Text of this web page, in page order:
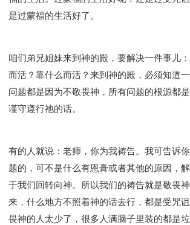
管理系列
信仰根基系列
彰显神愤怒的器皿
新时代基督教变革研讨会
神同在系列
传道者的言语
信心系列
命定性格系列
使徒保罗的福音
属灵的世界
耶稣基督的福音
属灵人的好习惯
打开天上祝福的窗口
神迹
愚蠢系列
胜过撒但系列
得胜的性格
耶和华是我的牧者
谨慎系列
快乐地活着
恩典和真理系列
001B课程 - 解开迷思课程
001C课程 - 灵界故事
004课程 - 华人命定神
是过蒙福的生活好了。
咱们弟兄姐妹来到神的殿，要解决一件事儿
而活？靠什么而活？来到神的殿，必须知道
问题都是因为不敬畏神，所有问题的根源都
谨守遵行祂的话。
有的人就说：老师，你为我祷告。我可告诉
题的，可不是什么有恩膏或者其他的原因，
于我们回转向神。所以我们的祷告就是敬畏
来，什么地方不照着神的话去行，都是受咒
畏神的人太少了，很多人满脑子里装的都是